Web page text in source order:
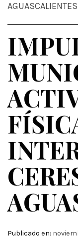
AGUASCALIENTES
Publicado en: